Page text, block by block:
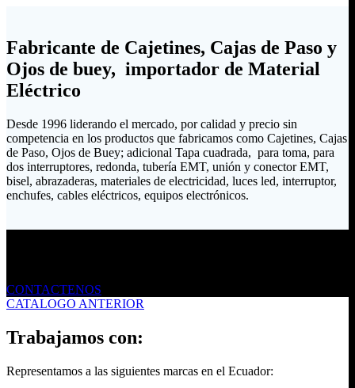
Fabricante de Cajetines, Cajas de Paso y
Ojos de buey, importador de Material
Eléctrico
Desde 1996 liderando el mercado, por calidad y precio sin
competencia en los productos que fabricamos como Cajetines, Cajas
de Paso, Ojos de Buey; adicional Tapa cuadrada, para toma, para
dos interruptores, redonda, tubería EMT, unión y conector EMT,
bisel, abrazaderas, materiales de electricidad, luces led, interruptor,
enchufes, cables eléctricos, equipos electrónicos.
CONTACTENOS
CATALOGO ANTERIOR
Trabajamos con:
Representamos a las siguientes marcas en el Ecuador: